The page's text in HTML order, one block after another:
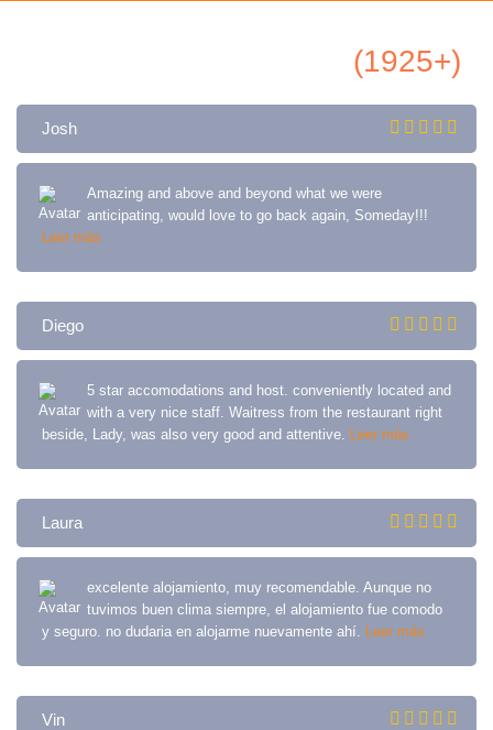
(1925+)
Josh
Amazing and above and beyond what we were
anticipating, would love to go back again, Someday!!!
Leer más
Diego
5 star accomodations and host. conveniently located and
with a very nice staff. Waitress from the restaurant right
beside, Lady, was also very good and attentive. Leer más
Laura
excelente alojamiento, muy recomendable. Aunque no
tuvimos buen clima siempre, el alojamiento fue comodo
y seguro. no dudaria en alojarme nuevamente ahí. Leer más
Vin